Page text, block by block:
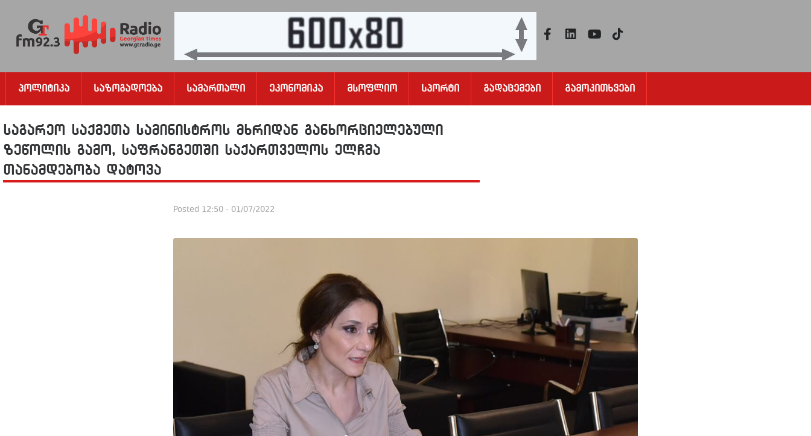
Პოლიტიკა Საზოგადოება Სამართალი Ეკონომიკა Მსოფლიო Სპორტი Გადაცემები Გამოკითხვები
საგარეო საქმეთა სამინისტროს მხრიდან განხორციელებული
ზეწოლის გამო, საფრანგეთში საქართველოს ელჩმა
თანამდებობა დატოვა
Posted 12:50 - 01/07/2022